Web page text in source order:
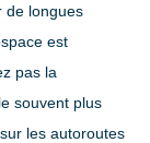
de longues
est
pas la
souvent plus
les autoroutes